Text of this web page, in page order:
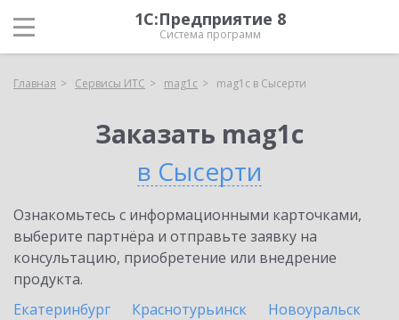
1С:Предприятие 8
Система программ
Главная Сервисы ИТС mag1c mag1c в Сысерти
Заказать mag1c
в Сысерти
Ознакомьтесь с информационными карточками,
выберите партнёра и отправьте заявку на
консультацию, приобретение или внедрение
продукта.
Екатеринбург
Краснотурьинск
Новоуральск